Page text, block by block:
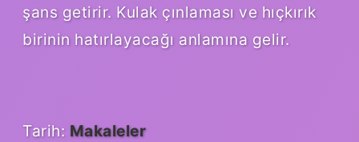
şans getirir. Kulak çınlaması ve hıçkırık
birinin hatırlayacağı anlamına gelir.
Tarih: Makaleler